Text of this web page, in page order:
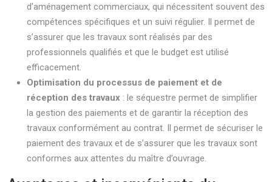
d’aménagement commerciaux, qui nécessitent souvent des
compétences spécifiques et un suivi régulier. Il permet de
s’assurer que les travaux sont réalisés par des
professionnels qualifiés et que le budget est utilisé
efficacement.
Optimisation du processus de paiement et de
réception des travaux : le séquestre permet de simplifier
la gestion des paiements et de garantir la réception des
travaux conformément au contrat. Il permet de sécuriser le
paiement des travaux et de s’assurer que les travaux sont
conformes aux attentes du maître d’ouvrage.